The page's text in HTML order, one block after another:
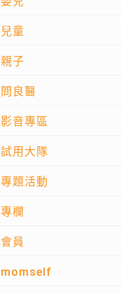
兒童
親子
問良醫
影音專區
試用大隊
專題活動
專欄
會員
momself